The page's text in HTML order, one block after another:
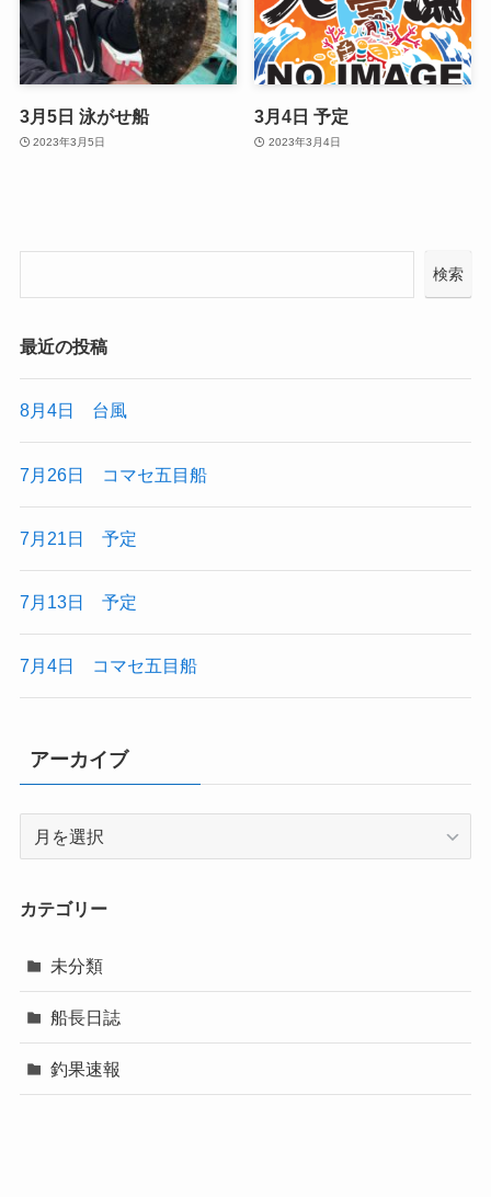
3月5日 泳がせ船
2023年3月5日
3月4日 予定
2023年3月4日
検索
最近の投稿
8月4日 台風
7月26日 コマセ五目船
7月21日 予定
7月13日 予定
7月4日 コマセ五目船
アーカイブ
イ
カテゴリー
未分類
船長日誌
釣果速報